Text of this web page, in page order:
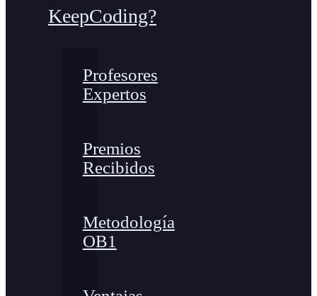
KeepCoding?
Profesores
Expertos
Premios
Recibidos
Metodología
OB1